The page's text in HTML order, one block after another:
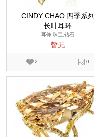
CINDY CHAO 四季系列
长叶耳环
耳饰,珠宝,钻石
暂无
2 0